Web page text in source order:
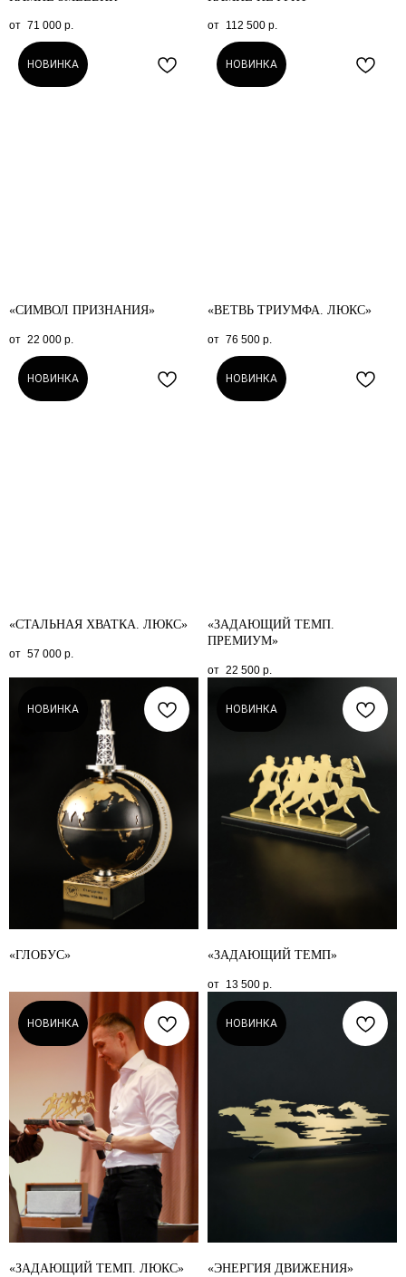
71 000 р. 112 500 р.
НОВИНКА
«СИМВОЛ ПРИЗНАНИЯ»
22 000 р.
НОВИНКА
«ВЕТВЬ ТРИУМФА. ЛЮКС»
76 500 р.
НОВИНКА
«СТАЛЬНАЯ ХВАТКА. ЛЮКС»
57 000 р.
НОВИНКА
«ЗАДАЮЩИЙ ТЕМП.
ПРЕМИУМ»
22 500 р.
НОВИНКА
«ГЛОБУС»
НОВИНКА
«ЗАДАЮЩИЙ ТЕМП»
13 500 р.
НОВИНКА
«ЗАДАЮЩИЙ ТЕМП. ЛЮКС»
НОВИНКА
«ЭНЕРГИЯ ДВИЖЕНИЯ»